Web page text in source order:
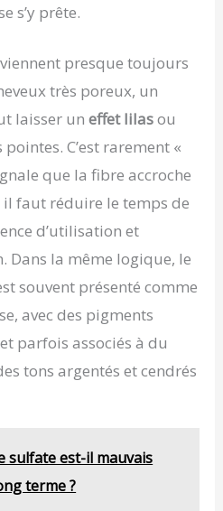
s’y prête.
presque toujours
très poreux, un
laisser uneffet lilasou
C’est rarement «
que la fibre accroche
faut réduire le temps de
d’utilisation et
Dans la même logique, le
souvent présenté comme
avec des pigments
parfois associés à du
tons argentés et cendrés
sulfate est-il mauvais
terme ?